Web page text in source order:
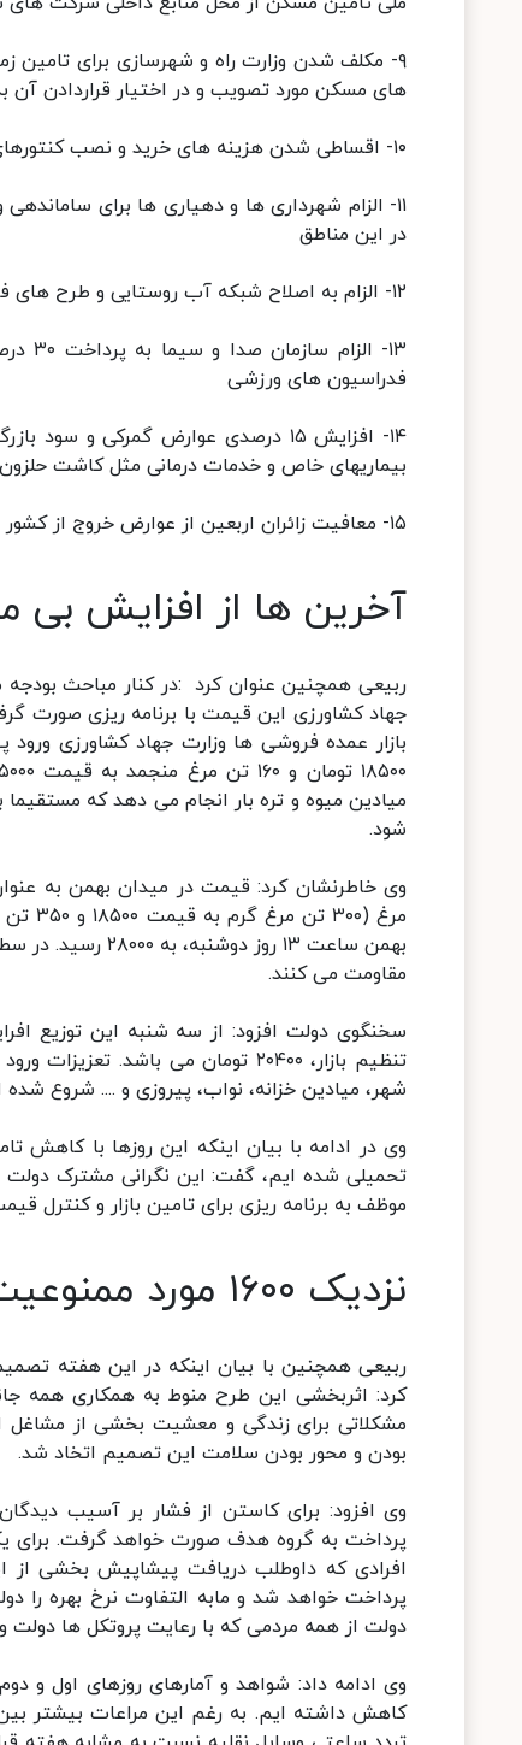
۹- مکلف شدن وزارت راه و شهرسازی برای تامین
های مسکن مورد تصویب و در اختیار قراردادن آن
۱۰- اقساطی شدن هزینه های خرید و نصب کنتورهای حجمی و هوشمند برای چاه های آب مجاز کشاورزی
۱۱- الزام شهرداری ها و دهیاری ها برای
در این مناطق
۱۲- الزام به اصلاح شبکه آب روستایی و طرح های فاضلاب روستایی
۱۳-
فدراسیون های ورزشی
۱۴- افزایش ۱۵ درصدی عوارض گمرکی و
بیماریهای خاص و خدمات درمانی مثل کاشت
۱۵- معافیت زائران اربعین از عوارض خروج از کشور
آخرین ها از افزایش
ربیعی همچنین عنوان کرد :در کنار مباحث
جهاد کشاورزی این قیمت با برنامه ریزی صورت
میادین میوه و تره بار انجام می دهد که
شود.
بهمن ساعت ۱۳
مقاومت می کنند.
سخنگوی دولت افزود: از سه شنبه این توزیع
تنظیم بازار، ۲۰۴۰۰ تومان می
شهر، میادین خزانه، نواب، پیروزی و .... شروع
وی در ادامه با بیان اینکه این روزها با کاهش
تحمیلی شده ایم، گفت: این نگرانی مشترک
موظف به برنامه ریزی برای تامین بازار و کنترل
نزدیک ۱۶۰۰ مورد ممنوعیت سفر اعمال شده است
ربیعی همچنین با بیان اینکه در این هفته
کرد: اثربخشی این طرح منوط به همکاری همه
مشکلاتی برای زندگی و معشیت بخشی از مشاغل
بودن و محور بودن سلامت این تصمیم اتخاد شد.
افرادی که داوطلب دریافت پیشاپیش بخشی
دولت از همه مردمی که با رعایت پروتکل ها
کاهش داشته ایم. به رغم این مراعات بیشتر